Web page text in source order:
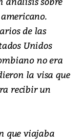
de las
Unidos
no era
la visa que
recibir un
que viajaba